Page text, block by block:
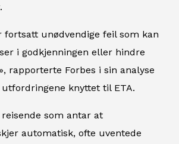
fortsatt unødvendige feil som kan
i godkjenningen eller hindre
rapporterte Forbes i sin analyse
utfordringene knyttet til ETA.
som antar at
automatisk, ofte uventede